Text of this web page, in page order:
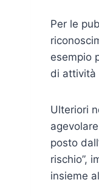
Per le
esempio
di attività
Ulteriori
posto
rischio”,
insieme